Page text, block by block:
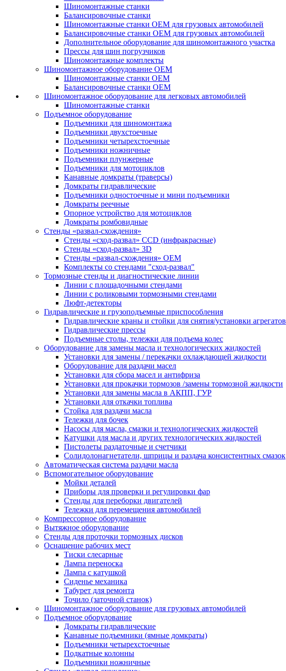
Шиномонтажные станки
Балансировочные станки
Шиномонтажные станки ОЕМ для грузовых автомобилей
Балансировочные станки ОЕМ для грузовых автомобилей
Дополнительное оборудование для шиномонтажного участка
Прессы для шин погрузчиков
Шиномонтажные комплекты
Шиномонтажное оборудование ОЕМ
Шиномонтажные станки ОЕМ
Балансировочные станки ОЕМ
Шиномонтажное оборудование для легковых автомобилей
Шиномонтажные станки
Подъемное оборудование
Подъемники для шиномонтажа
Подъемники двухстоечные
Подъемники четырехстоечные
Подъемники ножничные
Подъемники плунжерные
Подъемники для мотоциклов
Канавные домкраты (траверсы)
Домкраты гидравлические
Подъемники одностоечные и мини подъемники
Домкраты реечные
Опорное устройство для мотоциклов
Домкраты ромбовидные
Стенды «развал-схождения»
Стенды «сход-развал» CCD (инфракрасные)
Стенды «сход-развал» 3D
Стенды «развал-схождения» ОЕМ
Комплекты со стендами "сход-развал"
Тормозные стенды и диагностические линии
Линии с площадочными стендами
Линии с роликовыми тормозными стендами
Люфт-детекторы
Гидравлические и грузоподъемные приспособления
Гидравлические краны и стойки для снятия/установки агрегатов
Гидравлические прессы
Подъемные столы, тележки для подъема колес
Оборудование для замены масла и технологических жидкостей
Установки для замены / перекачки охлаждающей жидкости
Оборудование для раздачи масел
Установки для сбора масел и антифриза
Установки для прокачки тормозов /замены тормозной жидкости
Установки для замены масла в АКПП, ГУР
Установки для откачки топлива
Стойка для раздачи масла
Тележки для бочек
Насосы для масла, смазки и технологических жидкостей
Катушки для масла и других технологических жидкостей
Пистолеты раздаточные и счетчики
Солидолонагнетатели, шприцы и раздача консистентных смазок
Автоматическая система раздачи масла
Вспомогательное оборудование
Мойки деталей
Приборы для проверки и регулировки фар
Стенды для переборки двигателей
Тележки для перемещения автомобилей
Компрессорное оборудование
Вытяжное оборудование
Стенды для проточки тормозных дисков
Оснащение рабочих мест
Тиски слесарные
Лампа переноска
Лампа с катушкой
Сиденье механика
Табурет для ремонта
Точило (заточной станок)
Шиномонтажное оборудование для грузовых автомобилей
Подъемное оборудование
Домкраты гидравлические
Канавные подъемники (ямные домкраты)
Подъемники четырехстоечные
Подкатные колонны
Подъемники ножничные